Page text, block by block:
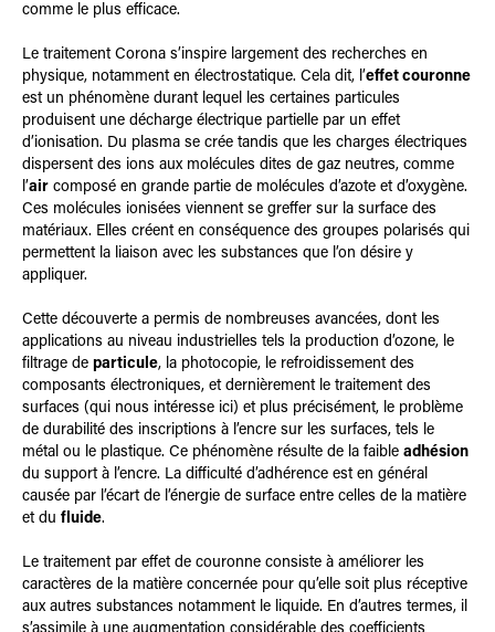
comme le plus efficace.
Le traitement Corona s’inspire largement des recherches en
physique, notamment en électrostatique. Cela dit, l’effet couronne
est un phénomène durant lequel les certaines particules
produisent une décharge électrique partielle par un effet
d’ionisation. Du plasma se crée tandis que les charges électriques
dispersent des ions aux molécules dites de gaz neutres, comme
l’air composé en grande partie de molécules d’azote et d’oxygène.
Ces molécules ionisées viennent se greffer sur la surface des
matériaux. Elles créent en conséquence des groupes polarisés qui
permettent la liaison avec les substances que l’on désire y
appliquer.
Cette découverte a permis de nombreuses avancées, dont les
applications au niveau industrielles tels la production d’ozone, le
filtrage de particule, la photocopie, le refroidissement des
composants électroniques, et dernièrement le traitement des
surfaces (qui nous intéresse ici) et plus précisément, le problème
de durabilité des inscriptions à l’encre sur les surfaces, tels le
métal ou le plastique. Ce phénomène résulte de la faible adhésion
du support à l’encre. La difficulté d’adhérence est en général
causée par l’écart de l’énergie de surface entre celles de la matière
et du fluide.
Le traitement par effet de couronne consiste à améliorer les
caractères de la matière concernée pour qu’elle soit plus réceptive
aux autres substances notamment le liquide. En d’autres termes, il